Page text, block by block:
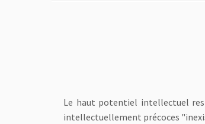
Le haut potentiel intellectuel
intellectuellement précoces